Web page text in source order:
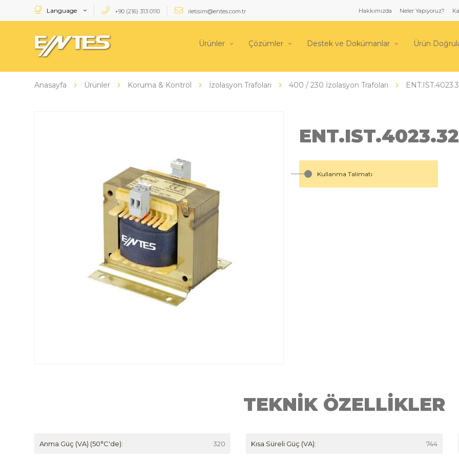
Language +90 (216) 313 0110 iletisim@entes.com.tr Hakkımızda Neler Yapıyoruz?
Ürünler Çözümler Destek ve Dokümanlar Ürün
Anasayfa Ürünler Koruma & Kontrol İzolasyon Trafoları 400 / 230 İzolasyon Trafoları
Kullanma Talimatı
TEKNİK ÖZELLİKLER
Anma Güç (VA) (50°C'de): 320 Kısa Süreli Güç (VA): 744